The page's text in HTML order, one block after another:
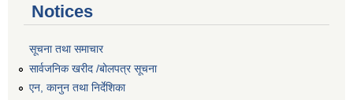
Notices
सूचना तथा समाचार
सार्वजनिक खरीद /बोलपत्र सूचना
एन, कानुन तथा निर्देशिका